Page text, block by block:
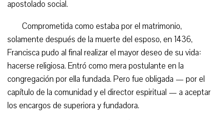
apostolado social.
Comprometida como estaba por el matrimonio,
solamente después de la muerte del esposo, en 1436,
Francisca pudo al final realizar el mayor deseo de su vida:
hacerse religiosa. Entró como mera postulante en la
congregación por ella fundada. Pero fue obligada — por el
capítulo de la comunidad y el director espiritual — a aceptar
los encargos de superiora y fundadora.